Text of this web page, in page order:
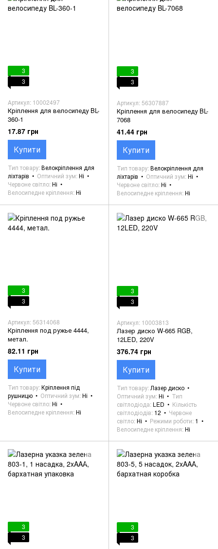
3
3
Артикул: 10002497
Кріплення для велосипеду BL-
360-1
17.87 грн
Купити
Тип товару Велокріплення для
ліхтарів
Оптичний зум Ні
Червоне світло Ні
Велосипедне кріплення Ні
3
3
Артикул: 56307887
Кріплення для велосипеду BL-
7068
41.44 грн
Купити
Тип товару Велокріплення для
ліхтарів
Оптичний зум Ні
Червоне світло Ні
Велосипедне кріплення Ні
3
3
Артикул: 56314068
Кріплення под ружье 4444,
метал.
82.11 грн
Купити
Тип товару Кріплення під
рушницю
Оптичний зум Ні
Червоне світло Ні
Велосипедне кріплення Ні
3
3
Артикул: 10003813
Лазер диско W-665 RGB,
12LED, 220V
376.74 грн
Купити
Тип товару Лазер диско
Оптичний зум Ні
Тип
світлодіода LED
Кількість
світлодіодів 12
Червоне
світло Ні Режими роботи 1
Велосипедне кріплення Ні
3
3
3
3